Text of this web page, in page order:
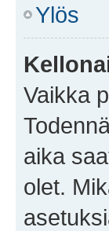
Ylös
Vaikka
aika
olet.